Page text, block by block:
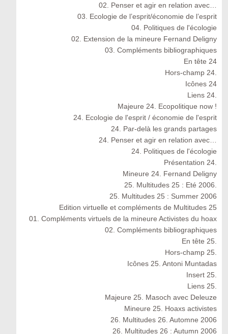
02. Penser et agir en relation avec…
03. Ecologie de l’esprit/économie de l’esprit
04. Politiques de l'écologie
02. Extension de la mineure Fernand Deligny
03. Compléments bibliographiques
En tête 24
Hors-champ 24.
Icônes 24
Liens 24.
Majeure 24. Ecopolitique now !
24. Ecologie de l'esprit / économie de l'esprit
24. Par-delà les grands partages
24. Penser et agir en relation avec…
24. Politiques de l'écologie
Présentation 24.
Mineure 24. Fernand Deligny
25. Multitudes 25 : Eté 2006.
25. Multitudes 25 : Summer 2006
Edition virtuelle et compléments de Multitudes 25
01. Compléments virtuels de la mineure Activistes du hoax
02. Compléments bibliographiques
En tête 25.
Hors-champ 25.
Icônes 25. Antoni Muntadas
Insert 25.
Liens 25.
Majeure 25. Masoch avec Deleuze
Mineure 25. Hoaxs activistes
26. Multitudes 26. Automne 2006
26. Multitudes 26 : Autumn 2006